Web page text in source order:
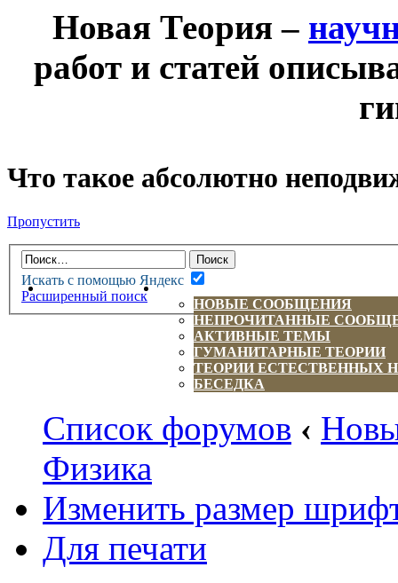
Новая Теория –
работ и статей
Что такое абсолютно
Пропустить
Искать с помощью Яндекс
Расширенный поиск
НОВАЯ ТЕОРИЯФОРУМ
НОВЫЕ СООБЩЕНИЯ
НЕПРОЧИТАННЫЕ
АКТИВНЫЕ ТЕМЫ
ГУМАНИТАРНЫЕ ТЕОРИИ
ТЕОРИИ ЕСТЕСТВЕННЫХ
БЕСЕДКА
Список форумов ‹
Физика
Изменить размер
Для печати